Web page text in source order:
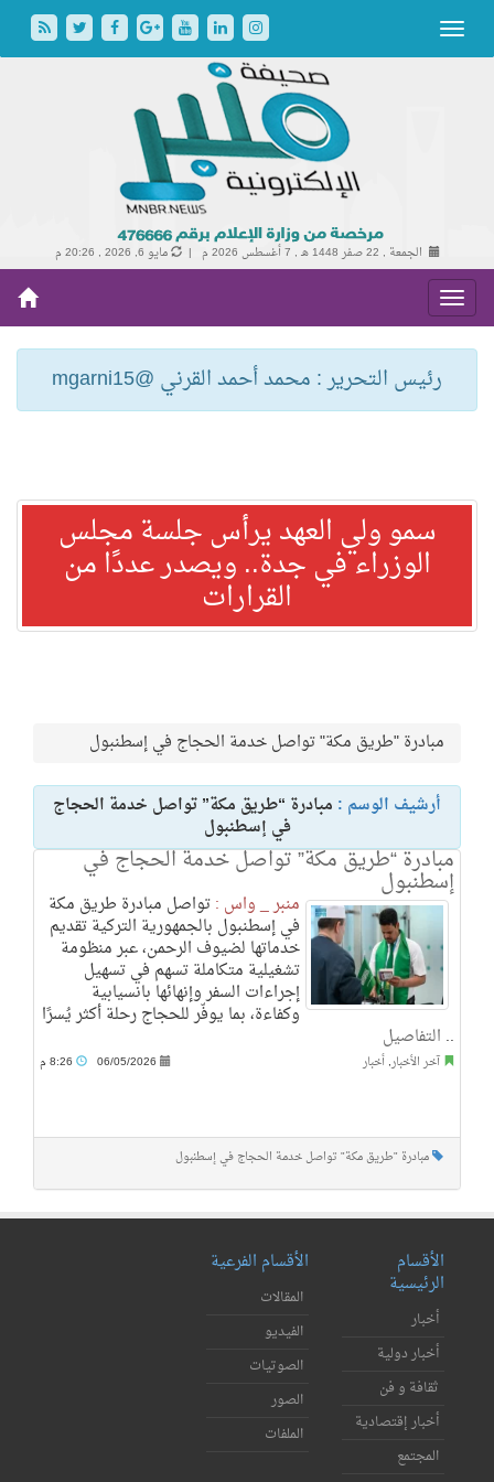
الجمعة , 22 صفر 1448 هـ , 7 أغسطس 2026 م | مايو 6, 2026 , 20:26 م
رئيس التحرير : محمد أحمد القرني @mgarni15
سمو ولي العهد يرأس جلسة مجلس
الوزراء في جدة.. ويصدر عددًا من
القرارات
مبادرة "طريق مكة" تواصل خدمة الحجاج في إسطنبول
أرشيف الوسم : مبادرة “طريق مكة” تواصل خدمة الحجاج
في إسطنبول
مبادرة “طريق مكة” تواصل خدمة الحجاج في
إسطنبول
منبر _ واس :تواصل مبادرة طريق مكة
في إسطنبول بالجمهورية التركية تقديم
خدماتها لضيوف الرحمن، عبر منظومة
تشغيلية متكاملة تسهم في تسهيل
إجراءات السفر وإنهائها بانسيابية
وكفاءة، بما يوفّر للحجاج رحلة أكثر يُسرًا
.. التفاصيل
آخر الأخبار, أخبار 06/05/2026
مبادرة "طريق مكة" تواصل خدمة الحجاج في إسطنبول
الأقسام
الرئيسية
أخبار
أخبار دولية
ثقافة و فن
أخبار إقتصادية
المجتمع
الأقسام الفرعية
المقالات
الفيديو
الصوتيات
الصور
الملفات